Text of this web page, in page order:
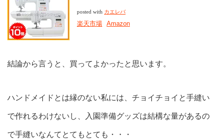
posted with カエレバ
楽天市場 Amazon
結論から言うと、買ってよかったと思います。
ハンドメイドとは縁のない私には、チョイチョイと手縫い
で作れるわけないし、入園準備グッズは結構な量があるの
で手縫いなんてとてもとても・・・